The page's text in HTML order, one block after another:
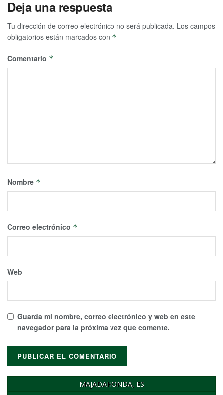
Deja una respuesta
Tu dirección de correo electrónico no será publicada. Los campos
obligatorios están marcados con *
Comentario *
Nombre *
Correo electrónico *
Web
Guarda mi nombre, correo electrónico y web en este
navegador para la próxima vez que comente.
MAJADAHONDA, ES